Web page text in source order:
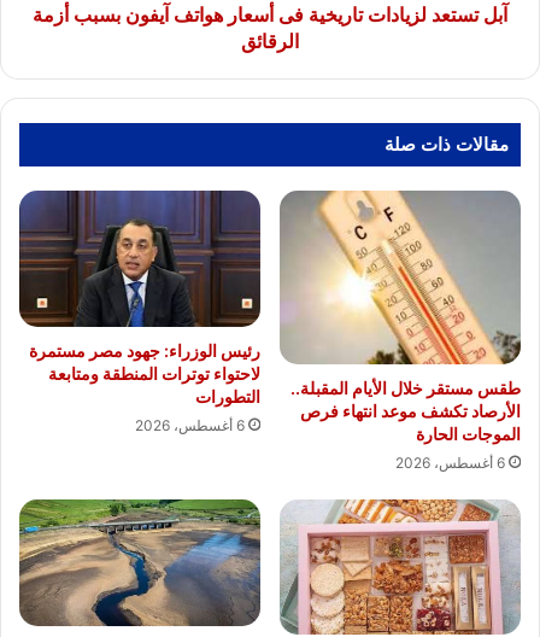
أزمة
آبل تستعد لزيادات تاريخية فى أسعار هواتف آيفون بسبب أزمة
الرقائق
مقالات ذات صلة
طقس مستقر خلال الأيام المقبلة..
الأرصاد تكشف موعد انتهاء فرص
الموجات الحارة
6 أغسطس، 2026
رئيس الوزراء: جهود مصر مستمرة
لاحتواء توترات المنطقة ومتابعة
التطورات
6 أغسطس، 2026